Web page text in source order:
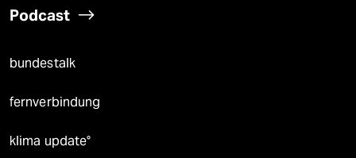
Podcast
bundestalk
fernverbindung
klima update°